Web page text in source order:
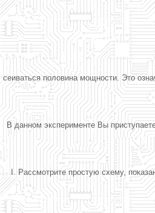
сеиваться половина мощности. Это
В данном эксперименте Вы
I. Рассмотрите простую схему,